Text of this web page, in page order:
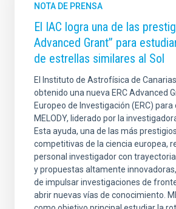
NOTA DE PRENSA
El IAC logra una de las
Advanced Grant” para
de estrellas similares al Sol
El Instituto de Astrofísica de
obtenido una nueva ERC Advanced
Europeo de Investigación (ERC) para
MELODY, liderado por la
Esta ayuda, una de las más
competitivas de la ciencia europea,
personal investigador con
y propuestas altamente
de impulsar investigaciones de
abrir nuevas vías de conocimiento.